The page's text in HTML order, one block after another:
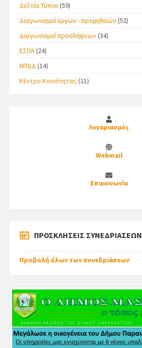
Δελτία Τύπου (59)
Διαγωνισμοί έργων - προμηθειών(52)
Διαγωνισμοί προσλήψεων(34)
ΕΣΠΑ(24)
ΝΠΔΔ (14)
Κέντρο Κοινότητας(21)
Λογαριασμός
Webmail
Επικοινωνία
ΠΡΟΣΚΛΗΣΕΙΣ ΣΥΝΕΔΡΙΑΣΕΩΝ
Προβολή όλων των συνεδριάσεων